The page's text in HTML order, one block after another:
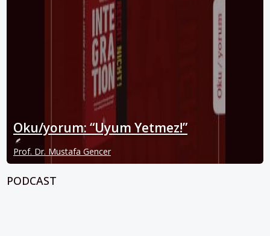
Oku/yorum: “Uyum Yetmez!”
Prof. Dr. Mustafa Gencer
PODCAST